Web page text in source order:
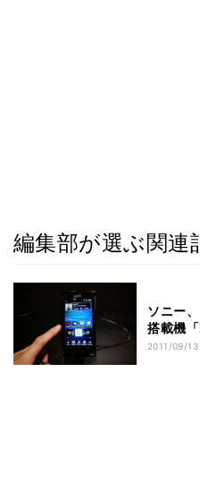
編集部が選ぶ関連
ソニー
搭載機
2011/09/13